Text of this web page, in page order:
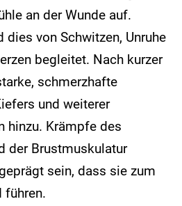
an der Wunde auf.
dies von Schwitzen, Unruhe
begleitet. Nach kurzer
schmerzhafte
und weiterer
hinzu. Krämpfe des
der Brustmuskulatur
sein, dass sie zum
führen.